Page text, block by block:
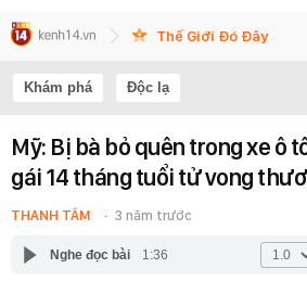
Thế Giới Đó Đây
Khám phá Độc lạ
Mỹ: Bị bà bỏ quên trong xe ô
gái 14 tháng tuổi tử vong
THANH TÂM 3 năm trước
Nghe đọc bài 1:36